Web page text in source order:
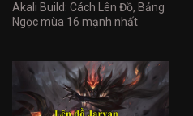
Akali Build: Cách Lên Đồ, Bảng
Ngọc mùa 16 mạnh nhất